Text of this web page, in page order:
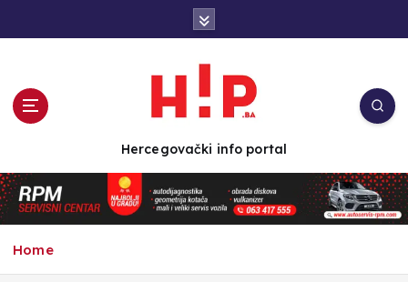
n
t
e
Hercegovački info portal
Home